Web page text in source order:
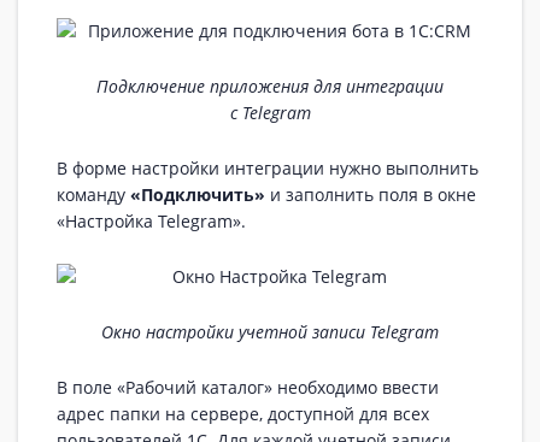
Подключение приложения для интеграции
с Telegram
В форме настройки интеграции нужно выполнить
команду «Подключить» и заполнить поля в окне
«Настройка Telegram».
Окно настройки учетной записи Telegram
В поле «Рабочий каталог» необходимо ввести
адрес папки на сервере, доступной для всех